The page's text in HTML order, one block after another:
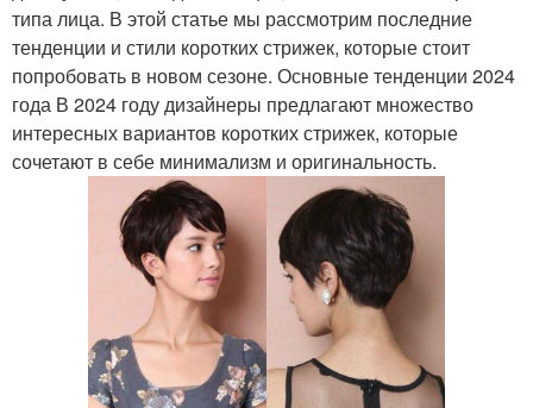
типа лица. В этой статье мы рассмотрим последние
тенденции и стили коротких стрижек, которые стоит
попробовать в новом сезоне. Основные тенденции 2024
года В 2024 году дизайнеры предлагают множество
интересных вариантов коротких стрижек, которые
сочетают в себе минимализм и оригинальность.